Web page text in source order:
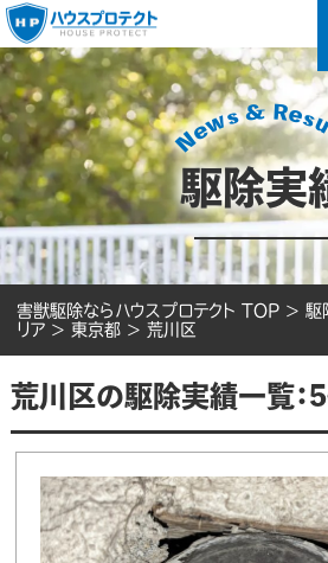
駆除実
害獣駆除ならハウスプロテクト TOP > 駆
リア > 東京都 > 荒川区
荒川区の駆除実績一覧：